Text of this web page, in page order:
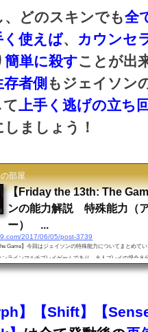
、どのスキンでも全
く使えば、
カウンセ
簡単に殺すことが出
存者側 もジェイソン
上手く逃げの立ち
ましょう！
部屋
【Friday the 13th: The
ンの能力解説 特殊能力（
ー） ...
2017/06/05/post-3739
Game】今回はジェイソンの特殊能力についてまとめて
ンラインマルチプレイゲームであり、８人プレイの場合８
。その貴重な確率でプレイできるジェイソンを早く極めた
】 【Shift】
【